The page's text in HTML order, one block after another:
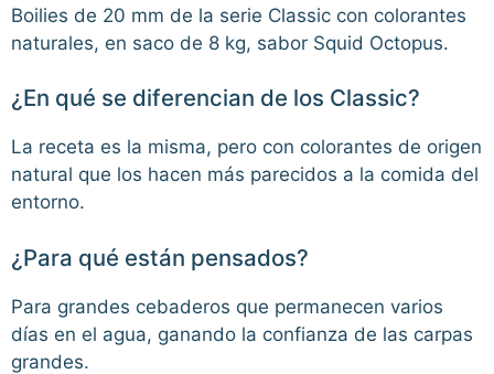
Boilies de 20 mm de la serie Classic con colorantes
naturales, en saco de 8 kg, sabor Squid Octopus.
¿En qué se diferencian de los Classic?
La receta es la misma, pero con colorantes de origen
natural que los hacen más parecidos a la comida del
entorno.
¿Para qué están pensados?
Para grandes cebaderos que permanecen varios
días en el agua, ganando la confianza de las carpas
grandes.